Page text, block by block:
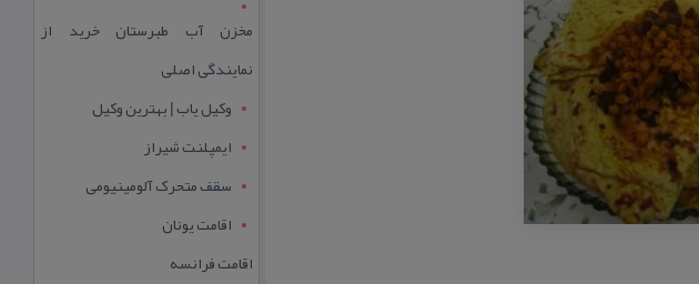
مخزن آب طبرستان خرید از
نمایندگی اصلی
وکیل یاب | بهترین وکیل
ایمپلنت شیراز
سقف متحرک آلومینیومی
اقامت یونان
اقامت فرانسه